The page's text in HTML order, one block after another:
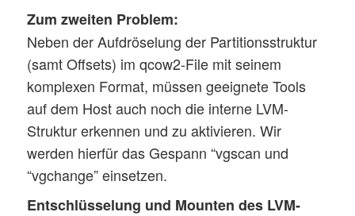
Zum zweiten Problem:
Neben der Aufdröselung der Partitionsstruktur
(samt Offsets) im qcow2-File mit seinem
komplexen Format, müssen geeignete Tools
auf dem Host auch noch die interne LVM-
Struktur erkennen und zu aktivieren. Wir
werden hierfür das Gespann “vgscan und
“vgchange” einsetzen.
Entschlüsselung und Mounten des LVM-